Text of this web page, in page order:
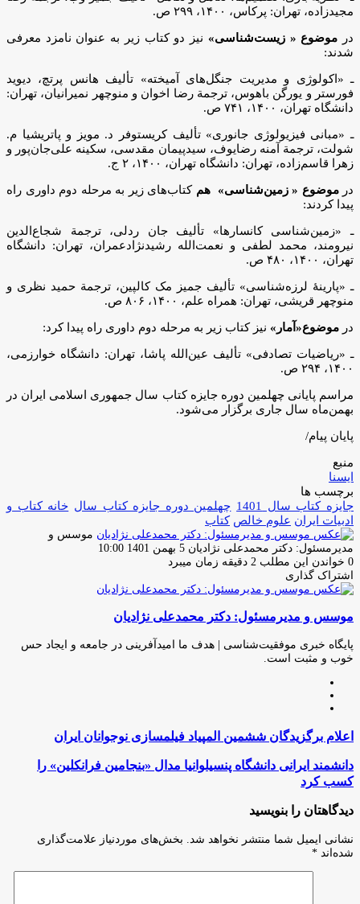
مجیدزاده، تهران: پرکاس، ۱۴۰۰، ۲۹۹ ص.
در موضوع « زیست‌شناسی» نیز دو کتاب زیر به عنوان نامزد معرفی
شدند:
ـ «اکولوژی و مدیریت جنگل‌های آمیخته» تألیف هانس پرتچ، دیوید
فورستر و یورگن باهوس، ترجمة رضا اخوان و منوچهر نمیرانیان، تهران:
دانشگاه تهران، ۱۴۰۰، ۷۴۱ ص.
ـ «مبانی فیزیولوژی جانوری» تألیف کریستوفر د. مویز و پاتریشیا م.
شولت، ترجمة آمنه رضایوف، سیدپیمان مقدسی، سکینه علی‌جان‌پور و
زهرا قاسم‌زاده، تهران: دانشگاه تهران، ۱۴۰۰، ۲ ج.
درموضوع « زمین‌شناسی» هم کتاب‌های زیر به مرحله دوم داوری راه
پیدا کردند:
ـ «زمین‌شناسی کانسارها» تألیف جان ردلی، ترجمة شجاع‌الدین
نیرومند، محمد لطفی و نعمت‌الله رشیدنژادعمران، تهران: دانشگاه
تهران، ۱۴۰۰، ۴۸۰ ص.
ـ «پارینۀ لرزه‌شناسی» تألیف جمیز مک کالپین، ترجمة حمید نظری و
منوچهر قریشی، تهران: همراه علم، ۱۴۰۰، ۸۰۶ ص.
در موضوع«آمار» نیز کتاب زیر به مرحله دوم داوری راه پیدا کرد:
ـ «ریاضیات تصادفی» تألیف عین‌الله پاشا، تهران: دانشگاه خوارزمی،
۱۴۰۰، ۲۹۴ ص.
مراسم پایانی چهلمین دوره جایزه کتاب سال جمهوری اسلامی ایران در
بهمن‌ماه سال جاری برگزار می‌شود.
پایان پیام/
منبع
ایسنا
برچسب ها
جایزه کتاب سال 1401
چهلمین دوره جایزه کتاب سال خانه کتاب و
ادبیات ایران علوم خالص کتاب
موسس و
مدیرمسئول: دکتر محمدعلی نژادیان ارسال
ایمیل
5 بهمن 1401 10:00
0 خواندن این مطلب 2 دقیقه زمان میبرد
اشتراک گذاری
فیس
توئیتر
لینکدین
واتس
تلگرام
اشتراک
از
ایمیل
چاپ
موسس و مدیرمسئول: دکتر محمدعلی نژادیان
پایگاه خبری موفقیت‌شناسی | هدف ما امیدآفرینی در جامعه و ایجاد حس
خوب و مثبت است.
اعلام
برگزیدگان
ششمین
المپیاد
فیلمسازی
نوجوانان
ایران
اعلام برگزیدگان ششمین المپیاد فیلمسازی نوجوانان ایران
دانشمند
ایرانی
دانشگاه
پنسیلوانیا
مدال
«بنجامین
فرانکلین»
را
دانشمند ایرانی دانشگاه پنسیلوانیا مدال «بنجامین فرانکلین» را
کسب کرد
دیدگاهتان را بنویسید
نشانی ایمیل شما منتشر نخواهد شد.
بخش‌های موردنیاز علامت‌گذاری
شده‌اند *